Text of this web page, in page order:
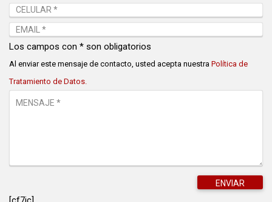
Los campos con * son obligatorios
Al enviar este mensaje de contacto, usted acepta nuestra Política de
Tratamiento de Datos.